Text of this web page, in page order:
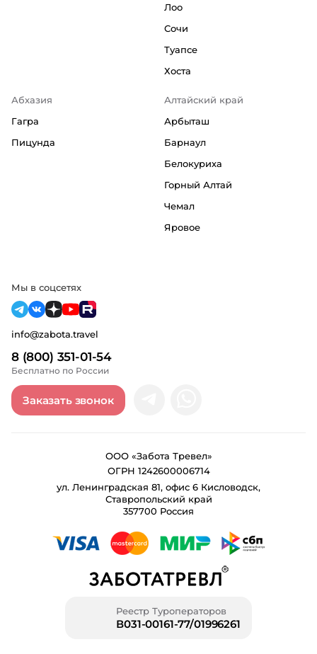
Лоо
Сочи
Туапсе
Хоста
Абхазия
Гагра
Пицунда
Алтайский край
Арбыташ
Барнаул
Белокуриха
Горный Алтай
Чемал
Яровое
8 (800) 351-01-54
Бесплатно по России
info@zabota.travel
Заказать звонок
Мы в соцсетях
ООО «Забота Тревел»
ОГРН 1242600006714
ул. Ленинградская 81, офис 6 Кисловодск,
Ставропольский край
357700 Россия
Реестр Туроператоров
В031-00161-77/01996261